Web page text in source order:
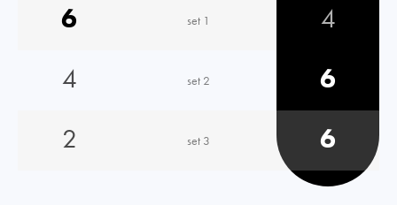
6 set 1
4
4
set 2
6
2
set 3 6